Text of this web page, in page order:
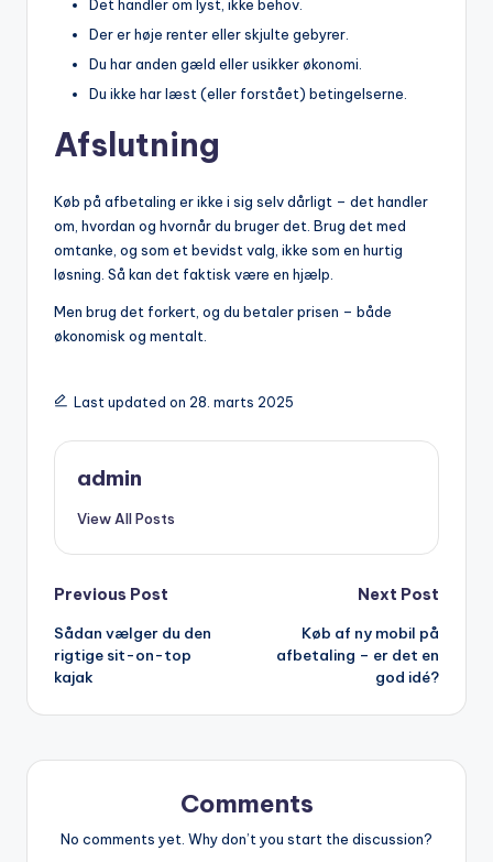
Det handler om lyst, ikke behov.
Der er høje renter eller skjulte gebyrer.
Du har anden gæld eller usikker økonomi.
Du ikke har læst (eller forstået) betingelserne.
Afslutning
Køb på afbetaling er ikke i sig selv dårligt – det handler
om, hvordan og hvornår du bruger det. Brug det med
omtanke, og som et bevidst valg, ikke som en hurtig
løsning. Så kan det faktisk være en hjælp.
Men brug det forkert, og du betaler prisen – både
økonomisk og mentalt.
Last updated on 28. marts 2025
admin
View All Posts
Post
navigation
Previous Post
Sådan vælger du den
rigtige sit-on-top
kajak
Next Post
Køb af ny mobil på
afbetaling – er det en
god idé?
Comments
No comments yet. Why don’t you start the discussion?